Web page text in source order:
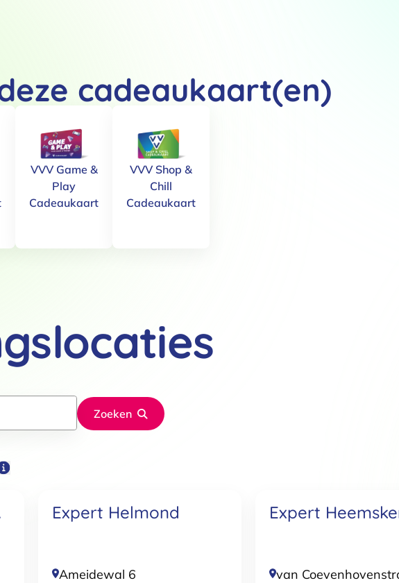
Toestemming
maakt gebruik van cookies
te analyseren. Ook delen we informatie over jouw gebruik van onze site met onze
en analyse. Deze partners kunnen deze gegevens combineren met andere informatie
ons cookiebeleid.
cadeaukaart(en)
VVV Game &
Play
Cadeaukaart
VVV Shop &
Chill
Cadeaukaart
Zoeken
Expert Helmond
Ameidewal 6
Expert
van